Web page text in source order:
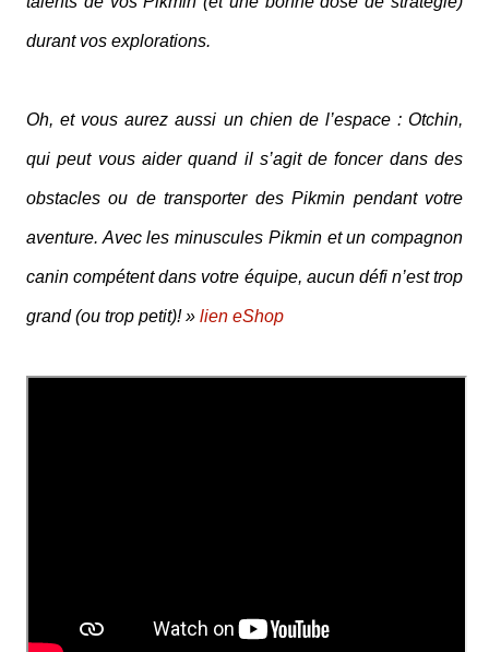
durant vos explorations.
Oh, et vous aurez aussi un chien de l’espace : Otchin,
qui peut vous aider quand il s’agit de foncer dans des
obstacles ou de transporter des Pikmin pendant votre
aventure. Avec les minuscules Pikmin et un compagnon
canin compétent dans votre équipe, aucun défi n’est trop
grand (ou trop petit)! » lien eShop